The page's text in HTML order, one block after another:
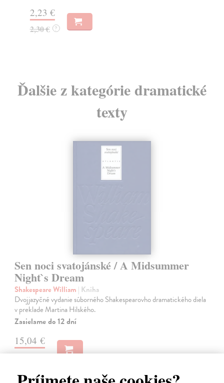
2,23 €
2,30 € ?
Ďalšie z kategórie dramatické
texty
Sen noci svatojánské / A Midsummer
Night`s Dream
Shakespeare William | Kniha
Dvojjazyčné vydanie súborného Shakespearovho dramatického diela
v preklade Martina Hilského.
Zasielame do 12 dní
15,04 €
15,50 €